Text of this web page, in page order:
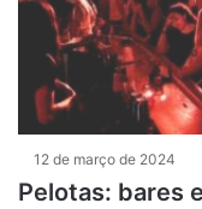
12 de março de 2024
Pelotas: bares